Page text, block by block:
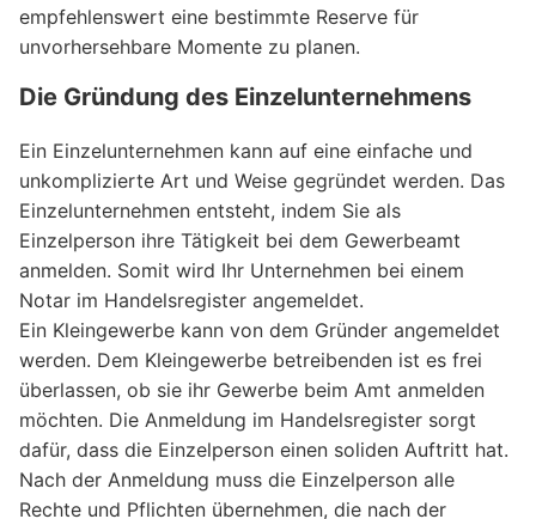
empfehlenswert eine bestimmte Reserve für
unvorhersehbare Momente zu planen.
Die Gründung des Einzelunternehmens
Ein Einzelunternehmen kann auf eine einfache und
unkomplizierte Art und Weise gegründet werden. Das
Einzelunternehmen entsteht, indem Sie als
Einzelperson ihre Tätigkeit bei dem Gewerbeamt
anmelden. Somit wird Ihr Unternehmen bei einem
Notar im Handelsregister angemeldet.
Ein Kleingewerbe kann von dem Gründer angemeldet
werden. Dem Kleingewerbe betreibenden ist es frei
überlassen, ob sie ihr Gewerbe beim Amt anmelden
möchten. Die Anmeldung im Handelsregister sorgt
dafür, dass die Einzelperson einen soliden Auftritt hat.
Nach der Anmeldung muss die Einzelperson alle
Rechte und Pflichten übernehmen, die nach der